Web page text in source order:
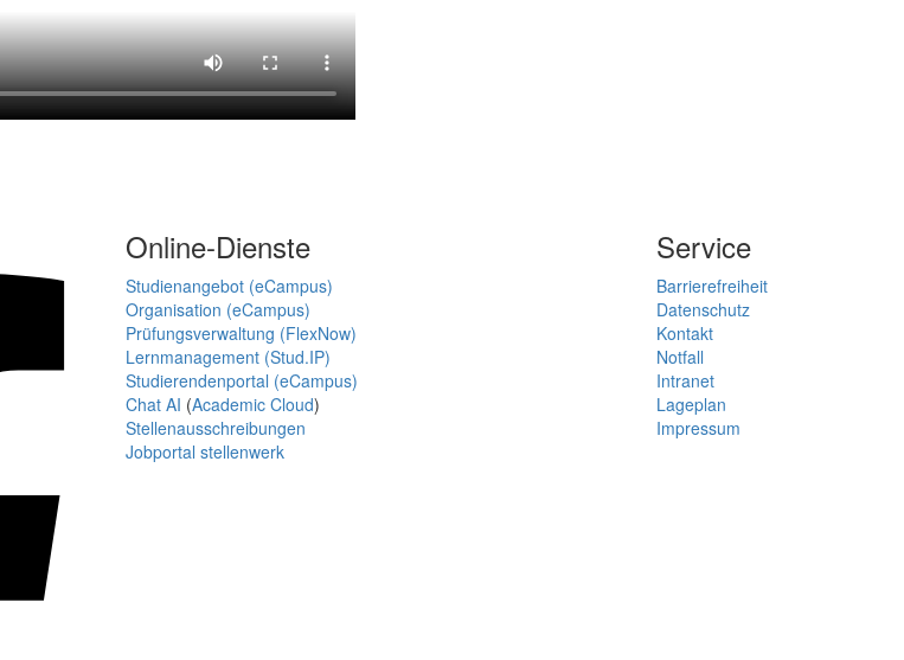
Online-Dienste
Studienangebot (eCampus)
Organisation (eCampus)
Prüfungsverwaltung (FlexNow)
Lernmanagement (Stud.IP)
Studierendenportal (eCampus)
Chat AI (Academic Cloud)
Stellenausschreibungen
Jobportal stellenwerk
Service
Barrierefreiheit
Datenschutz
Kontakt
Notfall
Intranet
Lageplan
Impressum